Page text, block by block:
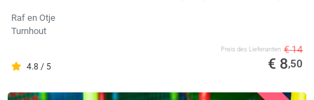
Raf en Otje
Turnhout
4.8 / 5
Preis des Lieferanten € 14
€ 8,50